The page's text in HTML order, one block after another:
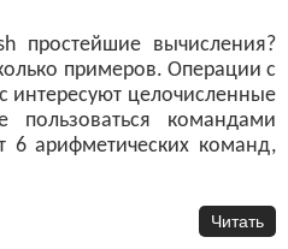
простейшие вычисления?
примеров. Операции с
интересуют целочисленные
командами
6 арифметических команд,
Читать